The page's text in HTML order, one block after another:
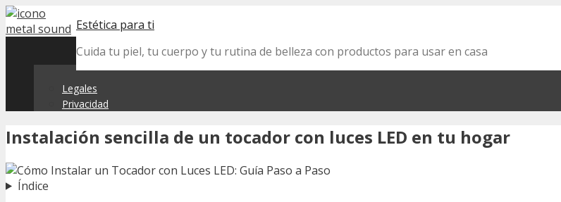
Skip
to
Estética para ti
Cuida tu piel, tu cuerpo y tu rutina de belleza con productos para usar en casa
Legales
Privacidad
Instalación sencilla de un tocador con luces LED en tu hogar
Índice